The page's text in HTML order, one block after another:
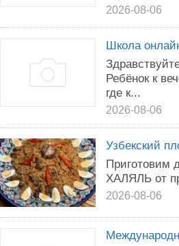
2026-08-06
Школа
Ребёнок к
где к...
2026-08-06
Узбекский
Приготовим
ХАЛЯЛЬ от
2026-08-06